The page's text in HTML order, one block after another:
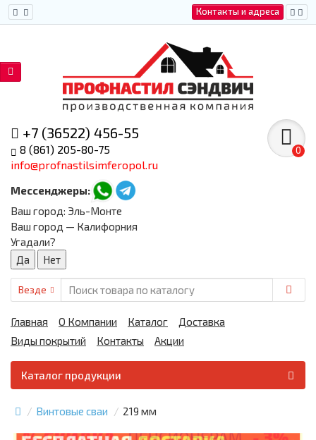
Контакты и адреса
+7 (36522) 456-55
8 (861) 205-80-75
info@profnastilsimferopol.ru
Мессенджеры:
0
Ваш город: Эль-Монте
Ваш город — Калифорния
Угадали?
Везде
Главная О Компании Каталог
Доставка
Виды покрытий
Контакты Акции
Каталог продукции
Винтовые сваи 219 мм